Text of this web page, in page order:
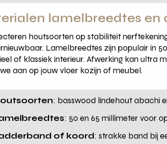
lamelbreedtes en
houtsoorten op stabiliteit
Lamelbreedtes zijn populair in
of klassiek interieur. Afwerking kan
aan op jouw vloer kozijn of meubel.
: basswood lindehout abachi
: 50 en 65 millimeter voor
of koord: strakke band bij